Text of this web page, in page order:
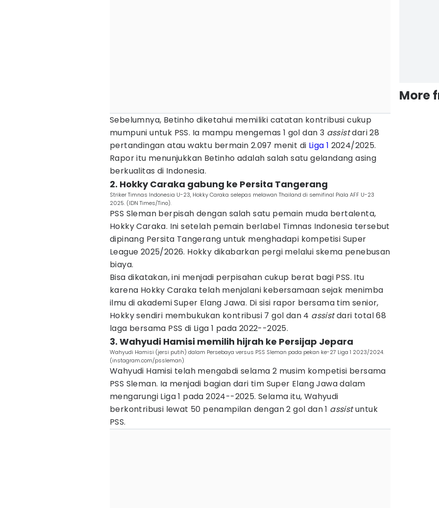
Sebelumnya, Betinho diketahui memiliki catatan kontribusi cukup
mumpuni untuk PSS. Ia mampu mengemas 1 gol dan 3 assistdari 28
pertandingan atau waktu bermain 2.097 menit di Liga 1 2024/2025.
Rapor itu menunjukkan Betinho adalah salah satu gelandang asing
berkualitas di Indonesia.
2. Hokky Caraka gabung ke Persita Tangerang
Striker Timnas Indonesia U-23, Hokky Caraka selepas melawan Thailand di semifinal Piala AFF U-23
2025. (IDN Times/Tino).
PSS Sleman berpisah dengan salah satu pemain muda bertalenta,
Hokky Caraka. Ini setelah pemain berlabel Timnas Indonesia tersebut
dipinang Persita Tangerang untuk menghadapi kompetisi Super
League 2025/2026. Hokky dikabarkan pergi melalui skema penebusan
biaya.
Bisa dikatakan, ini menjadi perpisahan cukup berat bagi PSS. Itu
karena Hokky Caraka telah menjalani kebersamaan sejak menimba
ilmu di akademi Super Elang Jawa. Di sisi rapor bersama tim senior,
Hokky sendiri membukukan kontribusi 7 gol dan 4 assistdari total 68
laga bersama PSS di Liga 1 pada 2022--2025.
3. Wahyudi Hamisi memilih hijrah ke Persijap Jepara
Wahyudi Hamisi (jersi putih) dalam Persebaya versus PSS Sleman pada pekan ke-27 Liga 1 2023/2024.
(instagram.com/pssleman)
Wahyudi Hamisi telah mengabdi selama 2 musim kompetisi bersama
PSS Sleman. Ia menjadi bagian dari tim Super Elang Jawa dalam
mengarungi Liga 1 pada 2024--2025. Selama itu, Wahyudi
berkontribusi lewat 50 penampilan dengan 2 gol dan 1 assistuntuk
PSS.
More